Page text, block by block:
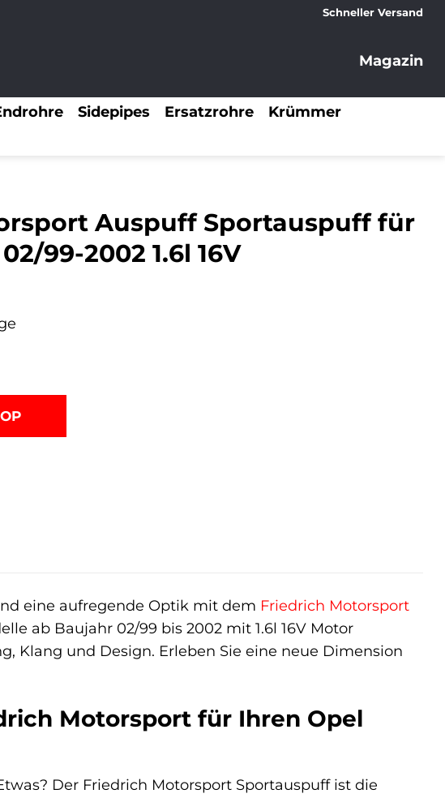
Schneller Versand
Magazin
Sidepipes Ersatzrohre
Krümmer
Auspuff Sportauspuff für
99-2002 1.6l 16V
eine aufregende Optik mit dem Friedrich Motorsport
ab Baujahr 02/99 bis 2002 mit 1.6l 16V Motor
Klang und Design. Erleben Sie eine neue Dimension
Motorsport für Ihren Opel
Der Friedrich Motorsport Sportauspuff ist die